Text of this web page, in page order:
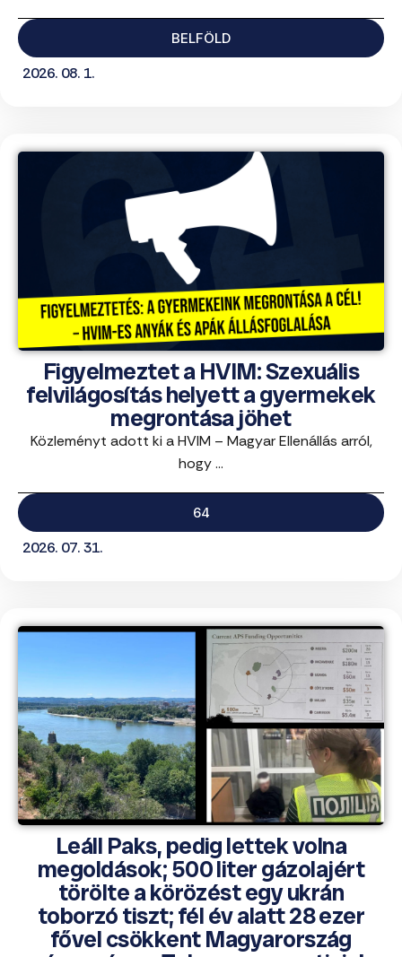
BELFÖLD
2026. 08. 1.
Figyelmeztet a HVIM: Szexuális
felvilágosítás helyett a gyermekek
megrontása jöhet
Közleményt adott ki a HVIM – Magyar Ellenállás arról,
hogy ...
64
2026. 07. 31.
Leáll Paks, pedig lettek volna
megoldások; 500 liter gázolajért
törölte a körözést egy ukrán
toborzó tiszt; fél év alatt 28 ezer
fővel csökkent Magyarország